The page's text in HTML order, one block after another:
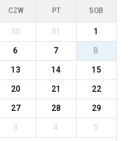
CZW PT SOB
30 31
1
6 7
8
13 14
15
20 21
22
27 28
29
3 4 5